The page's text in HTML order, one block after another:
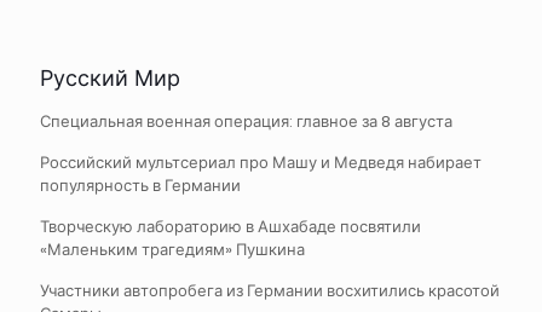
Русский Мир
Специальная военная операция: главное за 8 августа
Российский мультсериал про Машу и Медведя набирает
популярность в Германии
Творческую лабораторию в Ашхабаде посвятили
«Маленьким трагедиям» Пушкина
Участники автопробега из Германии восхитились красотой